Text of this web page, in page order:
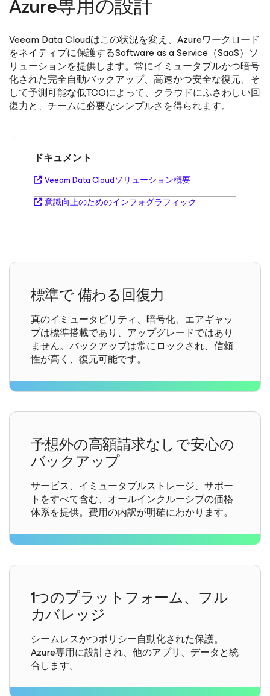
Veeam Data Cloudはこの状況を変え、Azureワークロード
をネイティブに保護するSoftware as a Service（SaaS）ソ
リューションを提供します。常にイミュータブルかつ暗号
化された完全自動バックアップ、高速かつ安全な復元、そ
して予測可能な低TCOによって、クラウドにふさわしい回
復力と、チームに必要なシンプルさを得られます。
ドキュメント
Veeam Data Cloudソリューション概要
意識向上のためのインフォグラフィック
標準で備わる回復力
真のイミュータビリティ、暗号化、エアギャッ
プは標準搭載であり、アップグレードではあり
ません。バックアップは常にロックされ、信頼
性が高く、復元可能です。
予想外の高額請求なしで安心の
バックアップ
サービス、イミュータブルストレージ、サポー
トをすべて含む、オールインクルーシブの価格
体系を提供。費用の内訳が明確にわかります。
1つのプラットフォーム、フル
カバレッジ
シームレスかつポリシー自動化された保護。
Azure専用に設計され、他のアプリ、データと統
合します。